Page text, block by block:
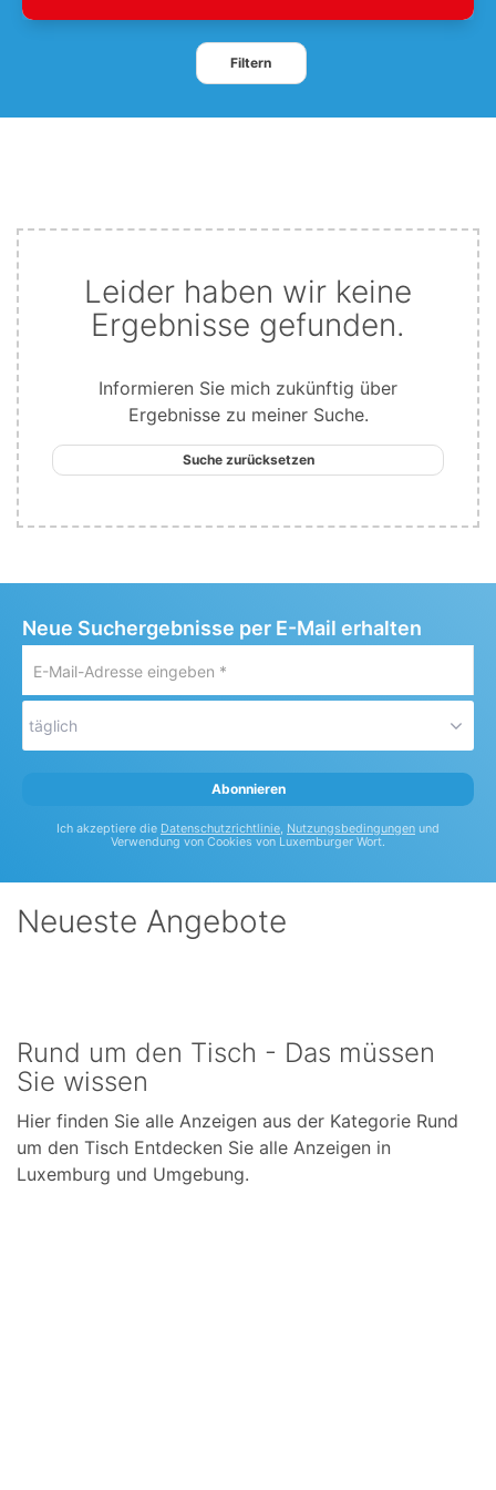
Filtern
Leider haben wir keine
Ergebnisse gefunden.
Informieren Sie mich zukünftig über
Ergebnisse zu meiner Suche.
Suche zurücksetzen
Neue Suchergebnisse per E-Mail erhalten
Adresse
eingeben
täglich
Abonnieren
Ich akzeptiere die Datenschutzrichtlinie, Nutzungsbedingungen und
Verwendung von Cookies von Luxemburger Wort.
Neueste Angebote
Rund um den Tisch - Das müssen
Sie wissen
Hier finden Sie alle Anzeigen aus der Kategorie Rund
um den Tisch Entdecken Sie alle Anzeigen in
Luxemburg und Umgebung.